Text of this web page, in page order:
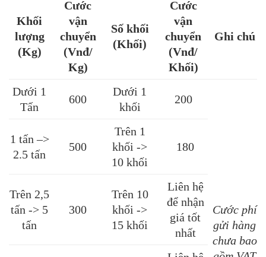
Khối
lượng
(Kg)
Cước
vận
chuyển
(Vnđ/
Kg)
Số khối
(Khối)
Cước
vận
chuyển
(Vnđ/
Khối)
Ghi chú
Dưới 1
Tấn
600
Dưới 1
khối
200
Cước phí
gửi hàng
chưa bao
1 tấn –>
2.5 tấn
500
Trên 1
khối ->
10 khối
180
Trên 2,5
tấn -> 5
tấn
300
Trên 10
khối ->
15 khối
Liên hệ
để nhận
giá tốt
nhất